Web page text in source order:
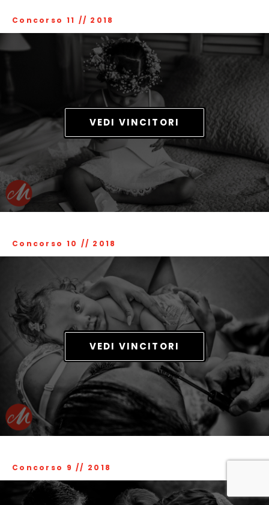
Concorso 11 // 2018
VEDI VINCITORI
Concorso 10 // 2018
VEDI VINCITORI
Concorso 9 // 2018